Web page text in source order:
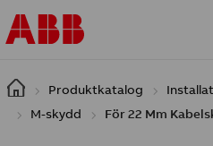
Hoppa till huvudinnehåll
Produktkatalog
M-skydd
För 22 Mm